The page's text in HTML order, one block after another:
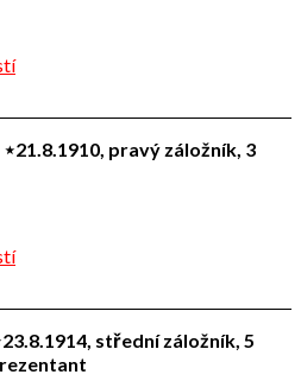
pravý záložník, 3
střední záložník, 5